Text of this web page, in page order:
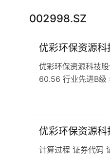
002998.SZ
优彩环保资源
优彩环保资源科技
60.56 行业先进B
优彩环保资源
计算过程 证券代码